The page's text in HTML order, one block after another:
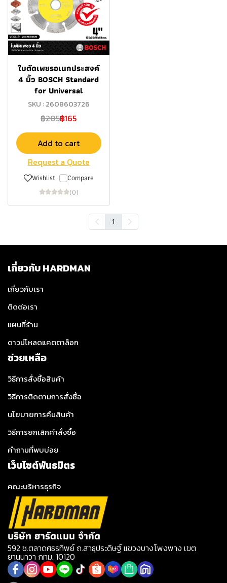
ใบตัดเพชรอเนกประสงค์
4 นิ้ว BOSCH Standard
for Universal
SKU : 2608603726
฿205฿165
Add to cart
Request a Quote
Wishlist Compare
(0)
1
เกี่ยวกับ HARDMAN
เกี่ยวกับเรา
ติดต่อเรา
แผนที่ร้าน
ดาวน์โหลดแคตตาล็อก
ช่วยเหลือ
วิธีการสั่งซื้อสินค้า
วิธีการติดตามการสั่งซื้อ
นโยบายการคืนสินค้า
วิธีการยกเลิกคำสั่งซื้อ
คำถามที่พบบ่อย
เว็บไซต์พันธมิตร
คณะบริหารธุรกิจ
บริษัท ฮาร์ดแมน จำกัด
592 ซ.ตลาดศธรทิพย์ ถ.สาธุประดิษฐ์ แขวงบางโพงพาง เขต
ยานนาวา กทม. 10120